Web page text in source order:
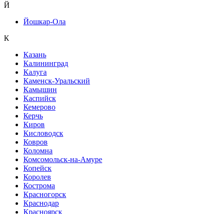
Й
Йошкар-Ола
К
Казань
Калининград
Калуга
Каменск-Уральский
Камышин
Каспийск
Кемерово
Керчь
Киров
Кисловодск
Ковров
Коломна
Комсомольск-на-Амуре
Копейск
Королев
Кострома
Красногорск
Краснодар
Красноярск